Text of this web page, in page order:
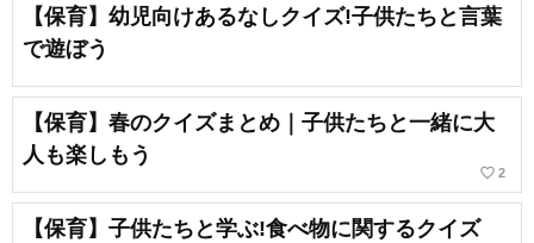
【保育】幼児向けあるなしクイズ!子供たちと言葉
で遊ぼう
【保育】春のクイズまとめ｜子供たちと一緒に大
人も楽しもう
favorite_border 2
【保育】子供たちと学ぶ!食べ物に関するクイズ